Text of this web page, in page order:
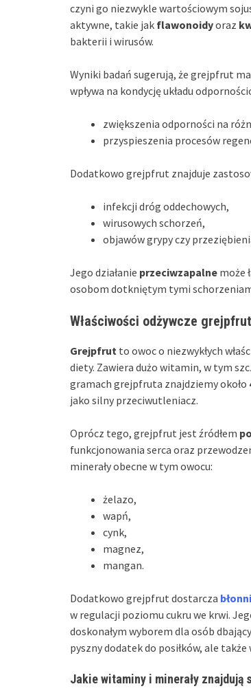
czyni go niezwykle wartościowym
aktywne, takie jak flawonoidyoraz
bakterii i wirusów.
Wyniki badań sugerują, że grejpfrut
wpływa na kondycję układu
zwiększenia odporności na
przyspieszenia procesów
Dodatkowo grejpfrut znajduje
infekcji dróg oddechowych,
wirusowych schorzeń,
objawów grypy czy
Jego działanie przeciwzapalne może
osobom dotkniętym tymi
Właściwości odżywcze
Grejpfrut to owoc o niezwykłych
diety. Zawiera dużo witamin, w tym
gramach grejpfruta znajdziemy około
jako silny przeciwutleniacz.
Oprócz tego, grejpfrut jest źródłem
funkcjonowania serca oraz
minerały obecne w tym owocu:
żelazo,
wapń,
cynk,
magnez,
mangan.
Dodatkowo grejpfrut dostarcza
w regulacji poziomu cukru we krwi.
doskonałym wyborem dla osób
pyszny dodatek do posiłków, ale
Jakie witaminy i minerały znajdują